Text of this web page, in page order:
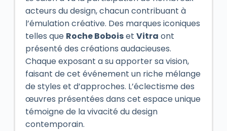
acteurs du design, chacun contribuant à
l’émulation créative. Des marques iconiques
telles que Roche Boboiset Vitra ont
présenté des créations audacieuses.
Chaque exposant a su apporter sa vision,
faisant de cet événement un riche mélange
de styles et d’approches. L’éclectisme des
œuvres présentées dans cet espace unique
témoigne de la vivacité du design
contemporain.